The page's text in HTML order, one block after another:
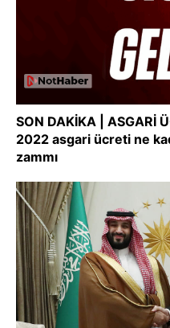
SON DAKİKA | ASGARİ
2022 asgari ücreti ne
zammı